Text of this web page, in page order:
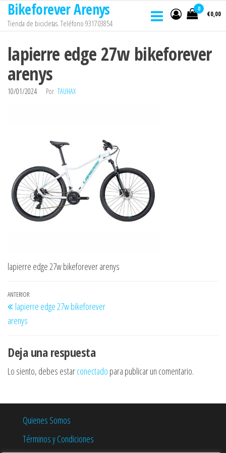
Saltar
contenido
Bikeforever Arenys
Tienda de bicicletas. Teléfono 931703854
0
€0,00
lapierre edge 27w bikeforever
arenys
10/01/2024 Por TAUHAX
lapierre edge 27w bikeforever arenys
Navegación
de
entradas
Entrada
anterior
ANTERIOR
lapierre edge 27w bikeforever
arenys
Deja una respuesta
Lo siento, debes estarconectado para publicar un comentario.
Quienes Somos
Términos y Condiciones